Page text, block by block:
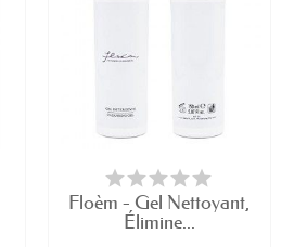
Floèm - Gel Nettoyant,
Élimine...